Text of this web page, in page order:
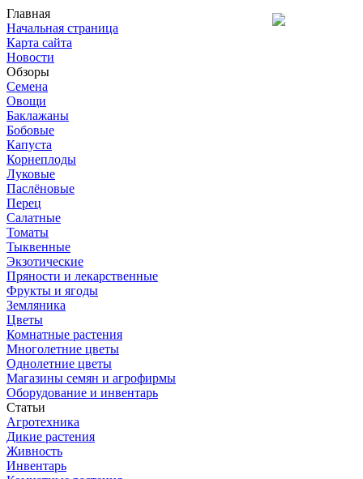
Главная
Начальная страница
Карта сайта
Новости
Обзоры
Семена
Овощи
Баклажаны
Бобовые
Капуста
Корнеплоды
Луковые
Паслёновые
Перец
Салатные
Томаты
Тыквенные
Экзотические
Пряности и лекарственные
Фрукты и ягоды
Земляника
Цветы
Комнатные растения
Многолетние цветы
Однолетние цветы
Магазины семян и агрофирмы
Оборудование и инвентарь
Статьи
Агротехника
Дикие растения
Живность
Инвентарь